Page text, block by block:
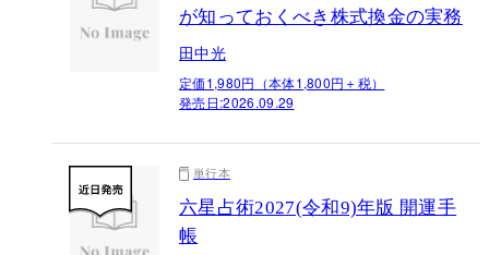
が知っておくべき株式換金の実務
田中光
定価1,980円（本体1,800円＋税）
発売日:2026.09.29
単行本
六星占術2027(令和9)年版 開運手
帳